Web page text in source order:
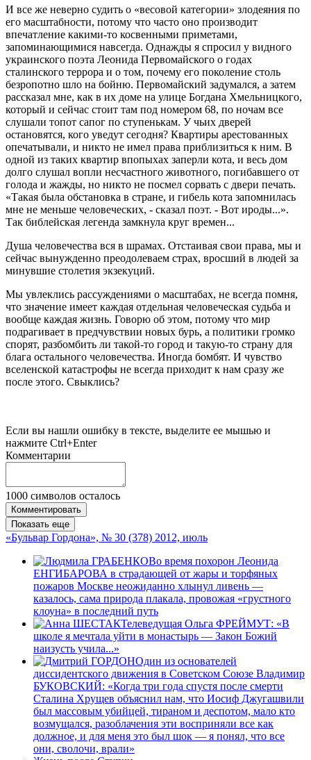
И все же неверно судить о «весовой категории» злодеяния по
его масштабности, потому что часто оно производит
впечатление какими-то косвенными приметами,
запоминающимися навсегда. Однажды я спросил у видного
украинского поэта Леонида Первомайского о годах
сталинского террора и о том, почему его поколение столь
безропотно шло на бойню. Первомайский задумался, а затем
рассказал мне, как в их доме на улице Богдана Хмельницкого,
который и сейчас стоит там под номером 68, по ночам все
слушали топот сапог по ступенькам. У чьих дверей
остановятся, кого уведут сегодня? Квартиры арестованных
опечатывали, и никто не имел права приблизиться к ним. В
одной из таких квартир впопыхах заперли кота, и весь дом
долго слушал вопли несчастного животного, погибавшего от
голода и жажды, но никто не посмел сорвать с двери печать.
«Такая была обстановка в стране, и гибель кота запомнилась
мне не меньше человеческих, - сказал поэт. - Вот ироды...».
Так библейская легенда замкнула круг времен...
Душа человечества вся в шрамах. Отстаивая свои права, мы и
сейчас вынужденно преодолеваем страх, вросший в людей за
минувшие столетия экзекуций.
Мы увлеклись рассуждениями о масштабах, не всегда помня,
что значение имеет каждая отдельная человеческая судьба и
вообще каждая жизнь. Говорю об этом, потому что мир
подрагивает в предчувствии новых бурь, а политики громко
спорят, разбомбить ли такой-то город и такую-то страну для
блага остального человечества. Иногда бомбят. И чувство
вселенской катастрофы не всегда приходит к нам сразу же
после этого. Свыклись?
Если вы нашли ошибку в тексте, выделите ее мышью и
нажмите Ctrl+Enter
Комментарии
1000 символов осталось
Комментировать
Показать еще
«Бульвар Гордона», № 30 (378) 2012, июль
Во время похорон Леонида
ЕНГИБАРОВА в страдающей от жары и торфяных
пожаров Москве неожиданно хлынул ливень —
казалось, сама природа плакала, провожая «грустного
клоуна» в последний путь
Телеведущая Ольга ФРЕЙМУТ: «В
школе я мечтала уйти в монастырь — Закон Божий
наизусть учила...»
Один из основателей
диссидентского движения в Советском Союзе Владимир
БУКОВСКИЙ: «Когда три года спустя после смерти
Сталина Хрущев объяснил нам, что Иосиф Джугашвили
был массовым убийцей, тираном и деспотом, мало кто
возмущался, разоблачения эти восприняли все как
должное, и для меня это был шок — я понял, что все
они, сволочи, врали»